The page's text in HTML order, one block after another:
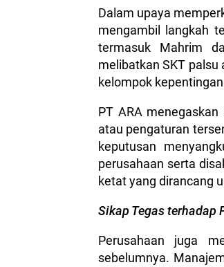
Dalam upaya
mengambil langkah
termasuk Mahrim
melibatkan SKT
kelompok
PT ARA
atau pengaturan
keputusan
perusahaan serta
ketat yang dirancang
Sikap Tegas terhadap
Perusahaan juga
sebelumnya.